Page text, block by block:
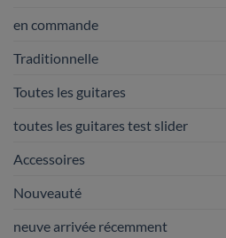
en commande
Traditionnelle
Toutes les guitares
toutes les guitares test slider
Accessoires
Nouveauté
neuve arrivée récemment